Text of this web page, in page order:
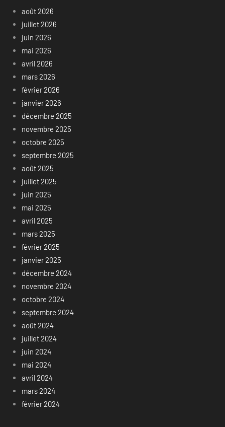
août 2026
juillet 2026
juin 2026
mai 2026
avril 2026
mars 2026
février 2026
janvier 2026
décembre 2025
novembre 2025
octobre 2025
septembre 2025
août 2025
juillet 2025
juin 2025
mai 2025
avril 2025
mars 2025
février 2025
janvier 2025
décembre 2024
novembre 2024
octobre 2024
septembre 2024
août 2024
juillet 2024
juin 2024
mai 2024
avril 2024
mars 2024
février 2024